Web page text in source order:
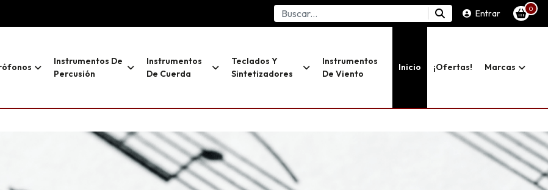
Entrar 0
Instrumentos De
Percusión
Instrumentos
De Cuerda
Teclados Y
Sintetizadores
Instrumentos
De Viento
Inicio ¡ofertas! Marcas